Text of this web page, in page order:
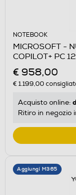
NOTEBOOK
MICROSOFT -
COPILOT+ PC
€ 958,00
€ 1.199,00
Acquisto online:
Ritiro in negozio
Aggiungi M365